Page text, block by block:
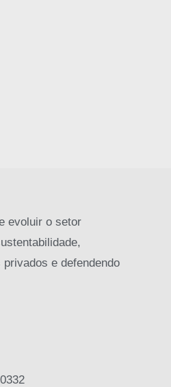
evoluir o setor
e defendendo